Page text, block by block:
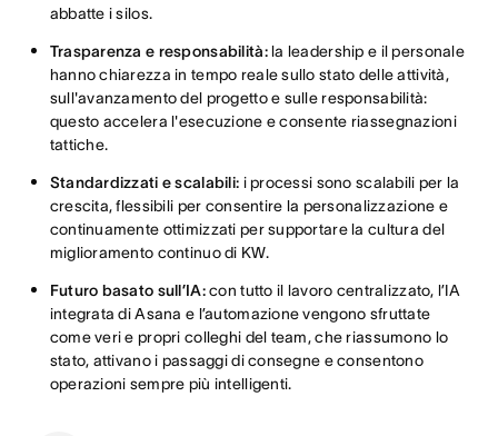
abbatte i silos.
Trasparenza e responsabilità:la leadership e il personale
hanno chiarezza in tempo reale sullo stato delle attività,
sull'avanzamento del progetto e sulle responsabilità:
questo accelera l'esecuzione e consente riassegnazioni
tattiche.
Standardizzati e scalabili: i processi sono scalabili per la
crescita, flessibili per consentire la personalizzazione e
continuamente ottimizzati per supportare la cultura del
miglioramento continuo di KW.
Futuro basato sull’IA:con tutto il lavoro centralizzato, l’IA
integrata di Asana e l’automazione vengono sfruttate
come veri e propri colleghi del team, che riassumono lo
stato, attivano i passaggi di consegne e consentono
operazioni sempre più intelligenti.